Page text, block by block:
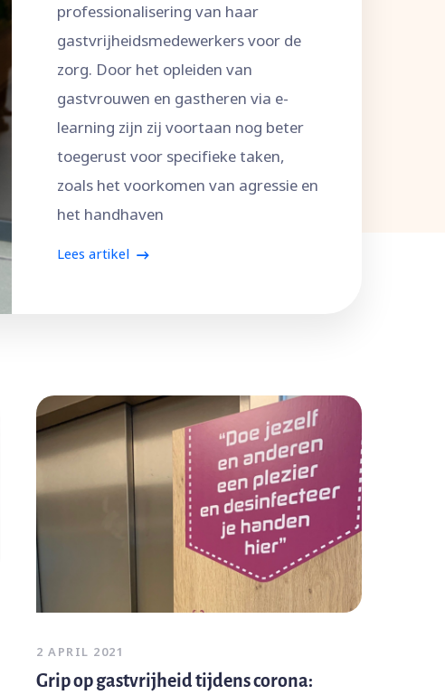
professionalisering van haar
gastvrijheidsmedewerkers voor de
zorg. Door het opleiden van
gastvrouwen en gastheren via e-
learning zijn zij voortaan nog beter
toegerust voor specifieke taken,
zoals het voorkomen van agressie en
het handhaven
Lees artikel
2 APRIL 2021
Grip op gastvrijheid tijdens corona: